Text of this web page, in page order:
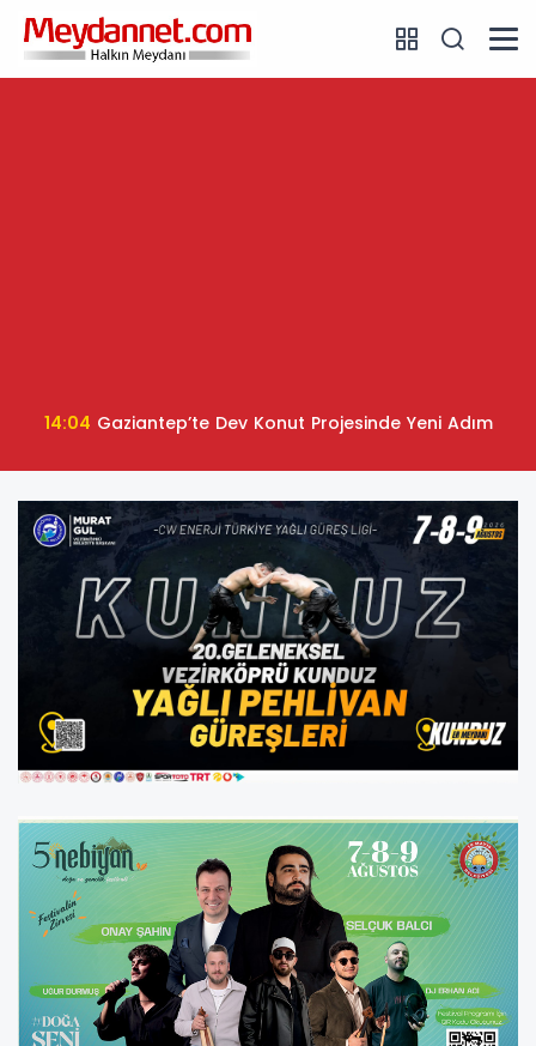
14:04 Gaziantep’te Dev Konut Projesinde Yeni Adım